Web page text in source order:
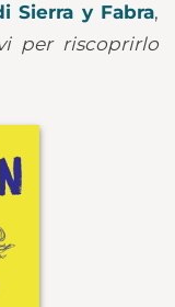
Sierra y Fabra,
per riscoprirlo